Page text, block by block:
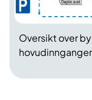
Oversikt over